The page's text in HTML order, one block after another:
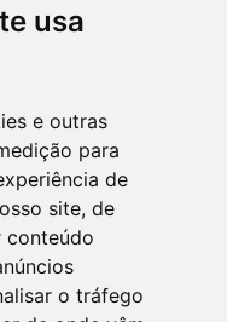
usa
e outras
para
de
site, de
conteúdo
o tráfego
em qualquer
árvore! Leia mais